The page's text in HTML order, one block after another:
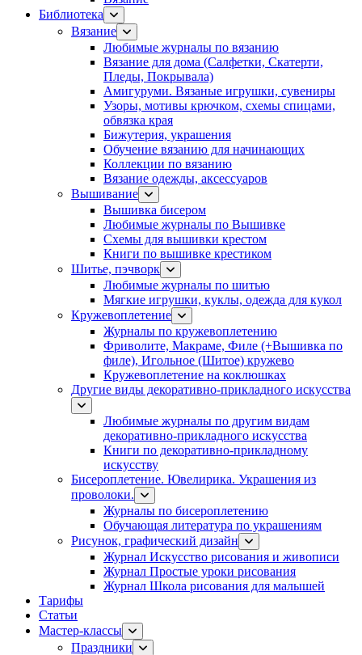
Библиотека
Вязание
Любимые журналы по вязанию
Вязание для дома (Салфетки, Скатерти,
Пледы, Покрывала)
Амигуруми. Вязаные игрушки, сувениры
Узоры, мотивы крючком, схемы спицами,
обвязка края
Бижутерия, украшения
Обучение вязанию для начинающих
Коллекции по вязанию
Вязание одежды, аксессуаров
Вышивание
Вышивка бисером
Любимые журналы по Вышивке
Схемы для вышивки крестом
Книги по вышивке крестиком
Шитье, пэчворк
Любимые журналы по шитью
Мягкие игрушки, куклы, одежда для кукол
Кружевоплетение
Журналы по кружевоплетению
Фриволите, Макраме, Филе (+Вышивка по
филе), Игольное (Шитое) кружево
Кружевоплетение на коклюшках
Другие виды декоративно-прикладного искусства
Любимые журналы по другим видам
декоративно-прикладного искусства
Книги по декоративно-прикладному
искусству
Бисероплетение. Ювелирика. Украшения из
проволоки.
Журналы по бисероплетению
Обучающая литература по украшениям
Рисунок, графический дизайн
Журнал Искусство рисования и живописи
Журнал Простые уроки рисования
Журнал Школа рисования для малышей
Тарифы
Статьи
Мастер-классы
Праздники